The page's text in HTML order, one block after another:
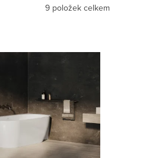
9 položek celkem